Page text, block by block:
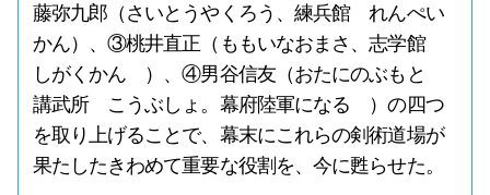
藤弥九郎（さいとうやくろう、練兵館 れんぺい
かん）、③桃井直正（ももいなおまさ、志学館
しがくかん ）、④男谷信友（おたにのぶもと
講武所 こうぶしょ。幕府陸軍になる ）の四つ
を取り上げることで、幕末にこれらの剣術道場が
果たしたきわめて重要な役割を、今に甦らせた。